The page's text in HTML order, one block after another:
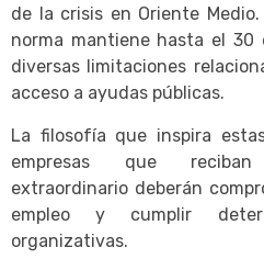
de la crisis en Oriente
norma mantiene hasta el 30
diversas limitaciones
acceso a ayudas públicas.
La filosofía que inspira
empresas que
extraordinario deberán
empleo y cumplir
organizativas.